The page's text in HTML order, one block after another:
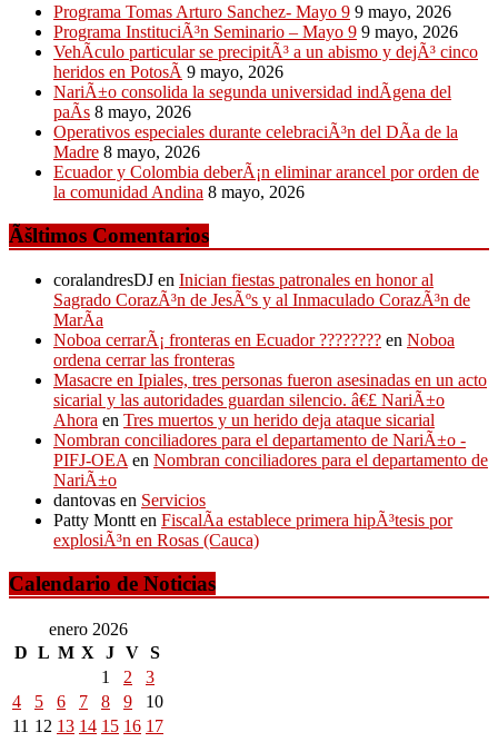
Programa Tomas Arturo Sanchez- Mayo 9 9 mayo, 2026
Programa InstituciÃ³n Seminario – Mayo 9 9 mayo, 2026
VehÃ­culo particular se precipitÃ³ a un abismo y dejÃ³ cinco
heridos en PotosÃ­ 9 mayo, 2026
NariÃ±o consolida la segunda universidad indÃ­gena del
paÃ­s 8 mayo, 2026
Operativos especiales durante celebraciÃ³n del DÃ­a de la
Madre 8 mayo, 2026
Ecuador y Colombia deberÃ¡n eliminar arancel por orden de
la comunidad Andina 8 mayo, 2026
Ãšltimos Comentarios
coralandresDJ en Inician fiestas patronales en honor al
Sagrado CorazÃ³n de JesÃºs y al Inmaculado CorazÃ³n de
MarÃ­a
Noboa cerrarÃ¡ fronteras en Ecuador ???????? en Noboa
ordena cerrar las fronteras
Masacre en Ipiales, tres personas fueron asesinadas en un acto
sicarial y las autoridades guardan silencio. â€£ NariÃ±o
Ahora en Tres muertos y un herido deja ataque sicarial
Nombran conciliadores para el departamento de NariÃ±o -
PIFJ-OEAen Nombran conciliadores para el departamento de
NariÃ±o
dantovas en Servicios
Patty Montten FiscalÃ­a establece primera hipÃ³tesis por
explosiÃ³n en Rosas (Cauca)
Calendario de Noticias
enero 2026
D L M X J V S
1
2
3
4
5 6 7 8 9
10
11 12 13 14 15 16 17